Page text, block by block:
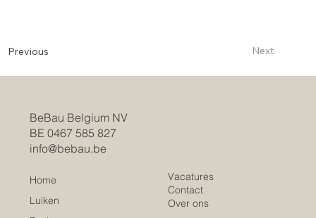
Previous Next
BeBau Belgium NV
BE 0467 585 827
info@bebau.be
Home
Luiken
Vacatures
Contact
Over ons